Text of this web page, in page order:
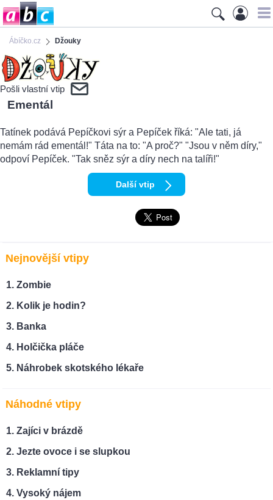
Ábíčko.cz Džouky
Pošli vlastní vtip
Ementál
Tatínek podává Pepíčkovi sýr a Pepíček říká: "Ale tati, já
nemám rád ementál!" Táta na to: "A proč?" "Jsou v něm díry,"
odpoví Pepíček. "Tak sněz sýr a díry nech na talíři!"
Další vtip
Nejnovější vtipy
Zombie
Kolik je hodin?
Banka
Holčička pláče
Náhrobek skotského lékaře
Náhodné vtipy
Zajíci v brázdě
Jezte ovoce i se slupkou
Reklamní tipy
Vysoký nájem